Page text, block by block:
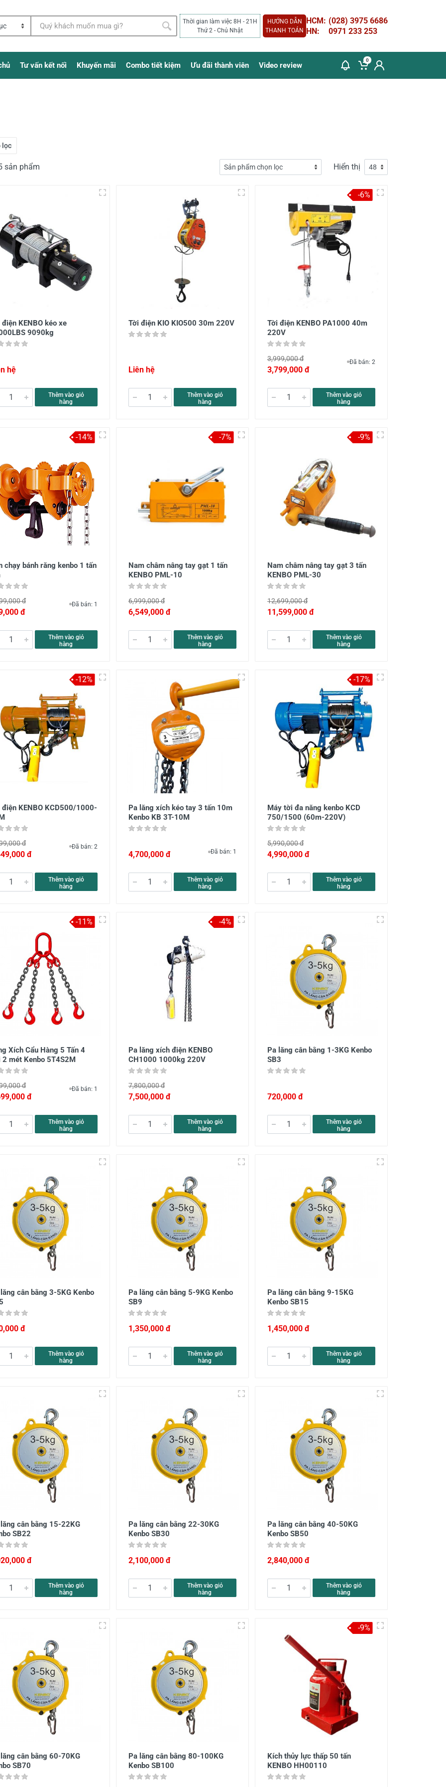
Thời gian làm việc 8H - 21H
Thứ 2 - Chủ Nhật
HƯỚNG DẪN
THANH TOÁN
HCM: (028) 3975 6686
HN:
0971 233 253
Tư vấn kết nối Khuyến mãi Combo tiết kiệm Ưu đãi thành viên Video review
0
lọc
sản phẩm Hiển thị
điện KENBO kéo xe
9090kg
hệ
Thêm vào giỏ
hàng
Tời điện KIO KIO500 30m 220V
Liên hệ
Thêm vào giỏ
hàng
Tời điện KENBO PA1000 40m
220V
3,999,000 đ
3,799,000 đ
Đã bán: 2
Thêm vào giỏ
hàng
-6%
chạy bánh răng kenbo 1 tấn
đ
đ
Đã bán: 1
Thêm vào giỏ
hàng
-14%
Nam châm nâng tay gạt 1 tấn
KENBO PML-10
6,999,000 đ
6,549,000 đ
Thêm vào giỏ
hàng
-7%
Nam châm nâng tay gạt 3 tấn
KENBO PML-30
12,699,000 đ
11,599,000 đ
Thêm vào giỏ
hàng
-9%
điện KENBO KCD500/1000-
đ
đ
Đã bán: 2
Thêm vào giỏ
hàng
-12%
Pa lăng xích kéo tay 3 tấn 10m
Kenbo KB 3T-10M
4,700,000 đ Đã bán: 1
Thêm vào giỏ
hàng
Máy tời đa năng kenbo KCD
750/1500 (60m-220V)
5,990,000 đ
4,990,000 đ
Thêm vào giỏ
hàng
-17%
Xích Cẩu Hàng 5 Tấn 4
2 mét Kenbo 5T4S2M
đ
đ
Đã bán: 1
Thêm vào giỏ
hàng
-11%
Pa lăng xích điện KENBO
CH1000 1000kg 220V
7,800,000 đ
7,500,000 đ
Thêm vào giỏ
hàng
-4%
Pa lăng cân bằng 1-3KG Kenbo
SB3
720,000 đ
Thêm vào giỏ
hàng
cân bằng 3-5KG Kenbo
đ
Thêm vào giỏ
hàng
Pa lăng cân bằng 5-9KG Kenbo
SB9
1,350,000 đ
Thêm vào giỏ
hàng
Pa lăng cân bằng 9-15KG
Kenbo SB15
1,450,000 đ
Thêm vào giỏ
hàng
cân bằng 15-22KG
SB22
đ
Thêm vào giỏ
hàng
Pa lăng cân bằng 22-30KG
Kenbo SB30
2,100,000 đ
Thêm vào giỏ
hàng
Pa lăng cân bằng 40-50KG
Kenbo SB50
2,840,000 đ
Thêm vào giỏ
hàng
cân bằng 60-70KG
SB70
Pa lăng cân bằng 80-100KG
Kenbo SB100
Kích thủy lực thấp 50 tấn
KENBO HH00110
-9%